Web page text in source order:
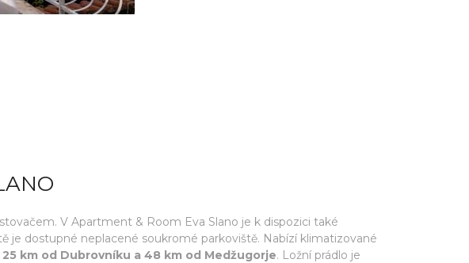
V Apartment & Room Eva Slano je k dispozici také
je dostupné neplacené soukromé parkoviště. Nabízí klimatizované
km od Dubrovníku a 48 km od Medžugorje. Ložní prádlo je